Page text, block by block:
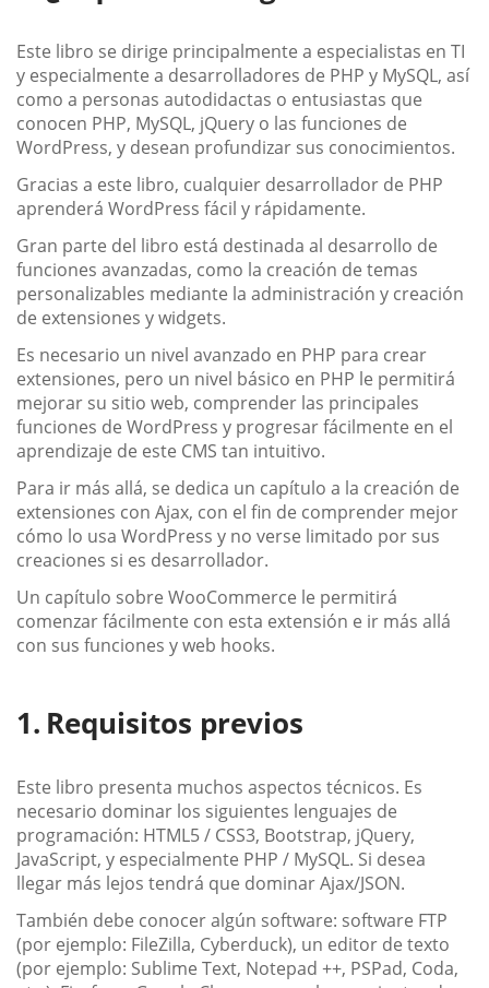
Este libro se dirige principalmente a especialistas en TI
y especialmente a desarrolladores de PHP y MySQL, así
como a personas autodidactas o entusiastas que
conocen PHP, MySQL, jQuery o las funciones de
WordPress, y desean profundizar sus conocimientos.
Gracias a este libro, cualquier desarrollador de PHP
aprenderá WordPress fácil y rápidamente.
Gran parte del libro está destinada al desarrollo de
funciones avanzadas, como la creación de temas
personalizables mediante la administración y creación
de extensiones y widgets.
Es necesario un nivel avanzado en PHP para crear
extensiones, pero un nivel básico en PHP le permitirá
mejorar su sitio web, comprender las principales
funciones de WordPress y progresar fácilmente en el
aprendizaje de este CMS tan intuitivo.
Para ir más allá, se dedica un capítulo a la creación de
extensiones con Ajax, con el fin de comprender mejor
cómo lo usa WordPress y no verse limitado por sus
creaciones si es desarrollador.
Un capítulo sobre WooCommerce le permitirá
comenzar fácilmente con esta extensión e ir más allá
con sus funciones y web hooks.
Requisitos previos
Este libro presenta muchos aspectos técnicos. Es
necesario dominar los siguientes lenguajes de
programación: HTML5 / CSS3, Bootstrap, jQuery,
JavaScript, y especialmente PHP / MySQL. Si desea
llegar más lejos tendrá que dominar Ajax/JSON.
También debe conocer algún software: software FTP
(por ejemplo: FileZilla, Cyberduck), un editor de texto
(por ejemplo: Sublime Text, Notepad ++, PSPad, Coda,